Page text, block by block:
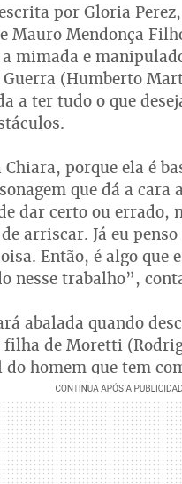
por Gloria
Mauro Mendonça
mimada e
Guerra (Humberto
a ter tudo o que
porque ela é
que dá a cara
dar certo ou errado,
arriscar. Já eu
Então, é algo que
nesse trabalho”,
abalada quando
filha de Moretti
homem que tem